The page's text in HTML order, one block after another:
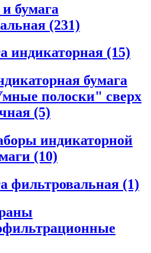
бумага
(231)
индикаторная (15)
бумага
полоски" сверх
(5)
индикаторной
(10)
фильтровальная (1)